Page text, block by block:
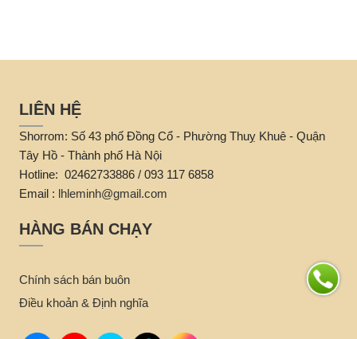
LIÊN HỆ
Shorrom: Số 43 phố Đồng Cổ - Phường Thuỵ Khuê - Quận
Tây Hồ - Thành phố Hà Nội
Hotline: 02462733886 / 093 117 6858
Email : lhleminh@gmail.com
HÀNG BÁN CHẠY
Chính sách bán buôn
Điều khoản & Định nghĩa